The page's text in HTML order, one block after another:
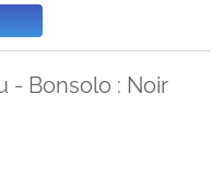
- Bonsolo : Noir